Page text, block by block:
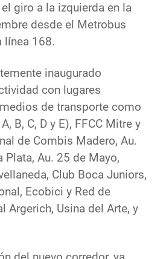
giro a la izquierda en la
desde el Metrobus
línea 168.
inaugurado
con lugares
de transporte como
B, C, D y E), FFCC Mitre y
de Combis Madero, Au.
Plata, Au. 25 de Mayo,
Club Boca Juniors,
Ecobici y Red de
Argerich, Usina del Arte, y